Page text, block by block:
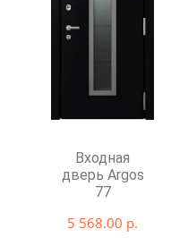
Входная
дверь Argos
77
5 568.00 р.